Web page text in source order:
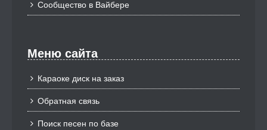
Сообщество в Вайбере
Меню сайта
Караоке диск на заказ
Обратная связь
Поиск песен по базе